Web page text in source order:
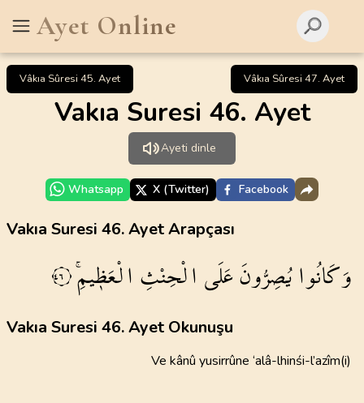
Ayet Online
Vâkıa Sûresi 45. Ayet Vâkıa Sûresi 47. Ayet
Vakıa Suresi 46. Ayet
Ayeti dinle
Whatsapp X (Twitter) Facebook
Vakıa Suresi 46. Ayet Arapçası
وَكَانُوايُصِرُّونَعَلَىالْحِنْثِالْعَظ۪يمِۚ ٤٦
Vakıa Suresi 46. Ayet Okunuşu
Ve kânû yusirrûne ‘alâ-lhinśi-l’azîm(i)